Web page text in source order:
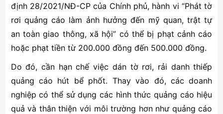
định 28/2021/NĐ-CP của Chính phủ, hành vi “Phát tờ
rơi quảng cáo làm ảnh hưởng đến mỹ quan, trật tự
an toàn giao thông, xã hội” có thể bị phạt cảnh cáo
hoặc phạt tiền từ 200.000 đồng đến 500.000 đồng.
Do đó, cần hạn chế việc dán tờ rơi, rải danh thiếp
quảng cáo hút bể phốt. Thay vào đó, các doanh
nghiệp có thể sử dụng các hình thức quảng cáo hiệu
quả và thân thiện với môi trường hơn như quảng cáo